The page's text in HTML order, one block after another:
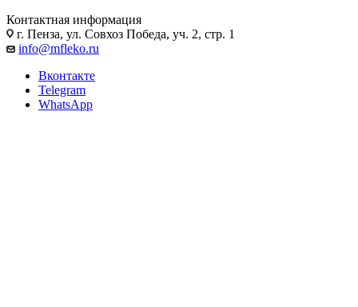
Контактная информация
г. Пенза, ул. Совхоз Победа, уч. 2, стр. 1
info@mfleko.ru
Вконтакте
Telegram
WhatsApp